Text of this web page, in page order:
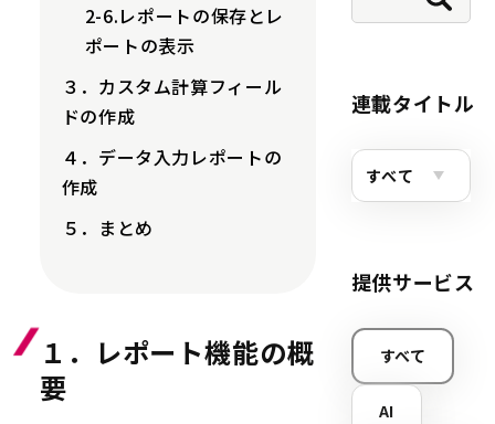
2-6.レポートの保存とレ
ポートの表示
３．カスタム計算フィール
ドの作成
４．データ入力レポートの
作成
５．まとめ
１．レポート機能の概
要
連載タイトル
提供サービス
すべて
AI